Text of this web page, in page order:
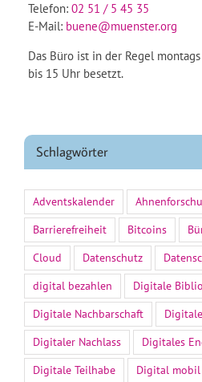
Telefon: 02 51 / 5 45 35
E-Mail: buene@muenster.org
Das Büro ist in der Regel
bis 15 Uhr besetzt.
Schlagwörter
Adventskalender
Barrierefreiheit
Bitcoins
Cloud
Datenschutz
digital bezahlen
Digitale
Digitale Nachbarschaft
Digitaler Nachlass
Digitales
Digitale Teilhabe
Digital